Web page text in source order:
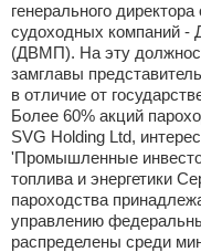
генерального
судоходных компаний -
(ДВМП). На эту
замглавы
в отличие от
Более 60% акций
SVG Holding Ltd,
'Промышленные
топлива и энергетики
пароходства
управлению
распределены среди